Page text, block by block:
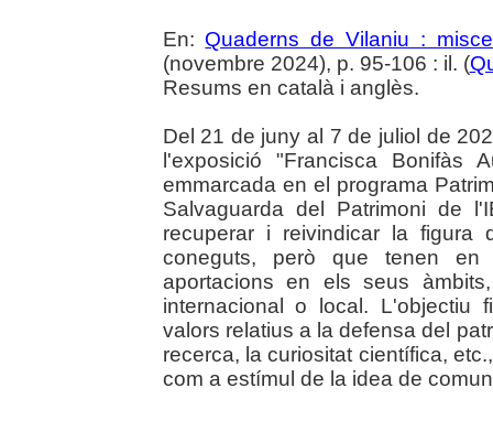
En: Quaderns de Vilaniu :
(novembre 2024), p. 95-106 : il. (
Resums en català i anglès.
Del 21 de juny al 7 de juliol de
l'exposició "Francisca Bonifàs
emmarcada en el programa
Salvaguarda del Patrimoni de
recuperar i reivindicar la
coneguts, però que tenen
aportacions en els seus
internacional o local. L'objectiu
valors relatius a la defensa del
recerca, la curiositat científica,
com a estímul de la idea de